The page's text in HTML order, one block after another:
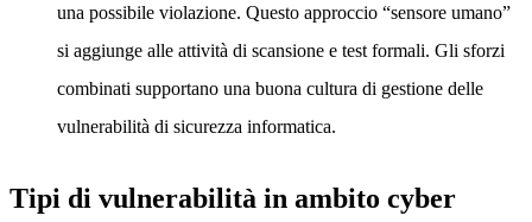
una possibile violazione. Questo approccio “sensore umano”
si aggiunge alle attività di scansione e test formali. Gli sforzi
combinati supportano una buona cultura di gestione delle
vulnerabilità di sicurezza informatica.
Tipi di vulnerabilità in ambito cyber